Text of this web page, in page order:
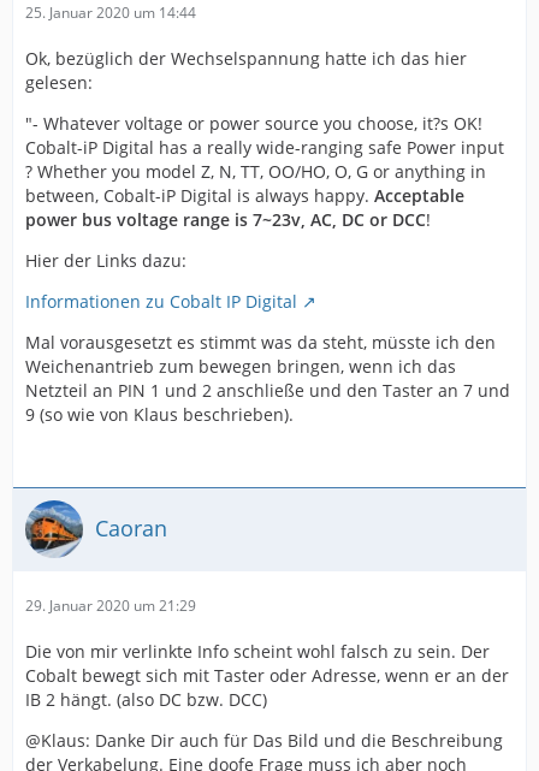
25. Januar 2020 um 14:44
Ok, bezüglich der Wechselspannung hatte ich das hier
gelesen:
"- Whatever voltage or power source you choose, it?s OK!
Cobalt-iP Digital has a really wide-ranging safe Power input
? Whether you model Z, N, TT, OO/HO, O, G or anything in
between, Cobalt-iP Digital is always happy. Acceptable
power bus voltage range is 7~23v, AC, DC or DCC!
Hier der Links dazu:
Informationen zu Cobalt IP Digital
Mal vorausgesetzt es stimmt was da steht, müsste ich den
Weichenantrieb zum bewegen bringen, wenn ich das
Netzteil an PIN 1 und 2 anschließe und den Taster an 7 und
9 (so wie von Klaus beschrieben).
Caoran
29. Januar 2020 um 21:29
Die von mir verlinkte Info scheint wohl falsch zu sein. Der
Cobalt bewegt sich mit Taster oder Adresse, wenn er an der
IB 2 hängt. (also DC bzw. DCC)
@Klaus: Danke Dir auch für Das Bild und die Beschreibung
der Verkabelung. Eine doofe Frage muss ich aber noch